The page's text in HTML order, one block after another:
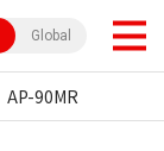
Global
AP-90MR